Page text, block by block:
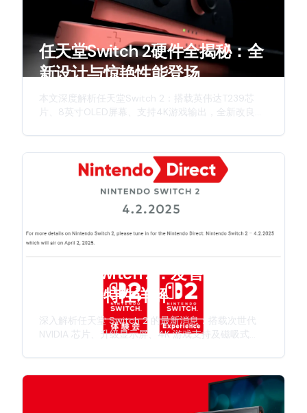
任天堂Switch 2硬件全揭秘：全
新设计与惊艳性能登场
本文深度解析任天堂Switch 2：搭载英伟达T239芯
片、8英寸OLED屏幕、支持4K游戏输出，全新改良版
级、创新特性与游戏体验。
任天堂 Switch 2：发售日期、规
格与全新特性详解
深入解析任天堂 Switch 2 的最新消息：搭载次世代
NVIDIA 芯片、升级显示屏、4K 游戏支持及磁吸式
及任天堂新一代游戏主机的创新特性。